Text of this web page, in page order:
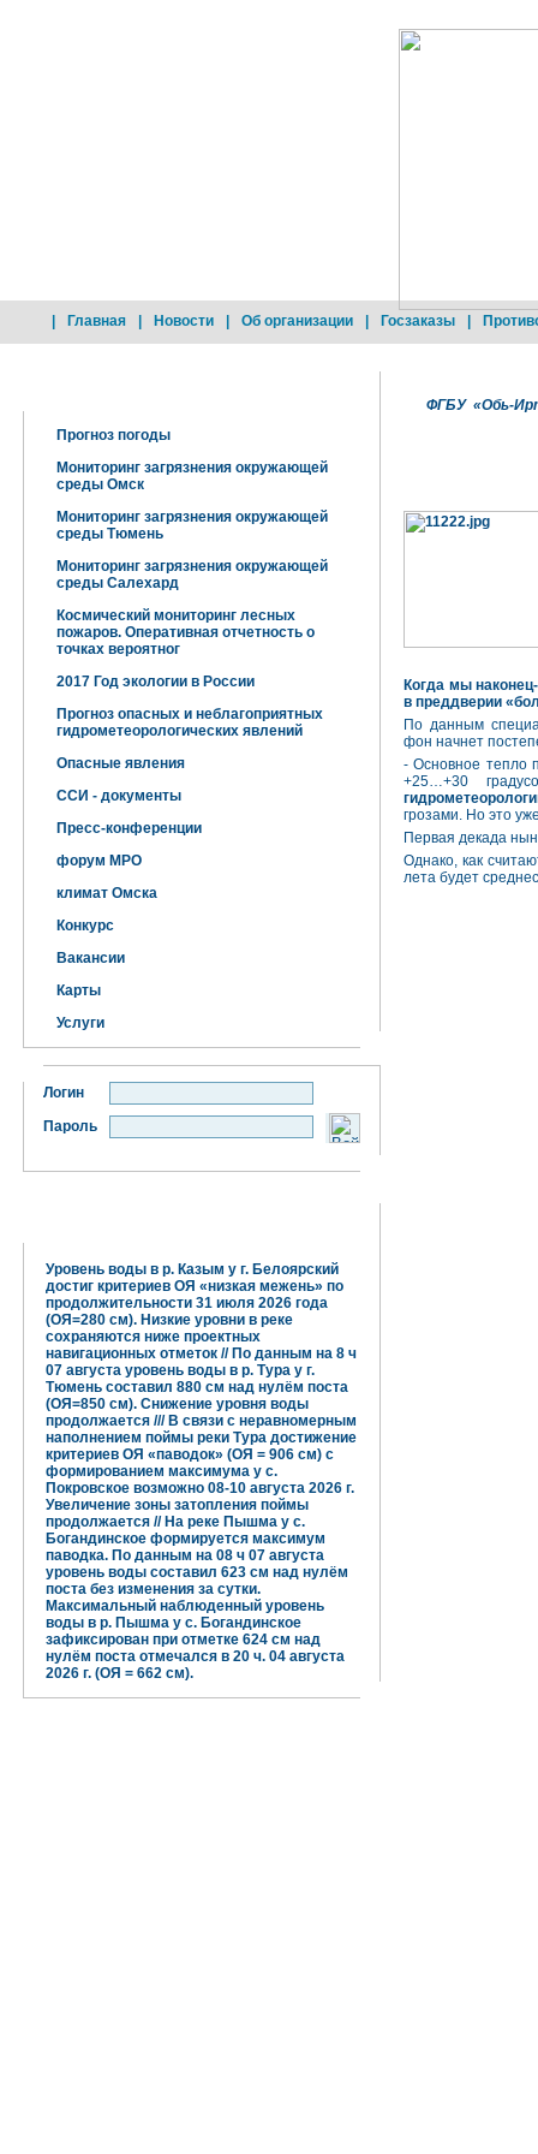
Главная Новости Об организации Госзаказы
Прогноз погоды
Мониторинг загрязнения окружающей
среды Омск
Мониторинг загрязнения окружающей
среды Тюмень
Мониторинг загрязнения окружающей
среды Салехард
Космический мониторинг лесных
пожаров. Оперативная отчетность о
точках вероятног
2017 Год экологии в России
Прогноз опасных и неблагоприятных
гидрометеорологических явлений
Опасные явления
ССИ - документы
Пресс-конференции
форум МРО
климат Омска
Конкурс
Вакансии
Карты
Услуги
Логин
Пароль
Уровень воды в р. Казым у г. Белоярский
достиг критериев ОЯ «низкая межень» по
продолжительности 31 июля 2026 года
(ОЯ=280 см). Низкие уровни в реке
сохраняются ниже проектных
навигационных отметок // По данным на 8 ч
07 августа уровень воды в р. Тура у г.
Тюмень составил 880 см над нулём поста
(ОЯ=850 см). Снижение уровня воды
продолжается /// В связи с неравномерным
наполнением поймы реки Тура достижение
критериев ОЯ «паводок» (ОЯ = 906 см) с
формированием максимума у с.
Покровское возможно 08-10 августа 2026 г.
Увеличение зоны затопления поймы
продолжается // На реке Пышма у с.
Богандинское формируется максимум
паводка. По данным на 08 ч 07 августа
уровень воды составил 623 см над нулём
поста без изменения за сутки.
Максимальный наблюденный уровень
воды в р. Пышма у с. Богандинское
зафиксирован при отметке 624 см над
нулём поста отмечался в 20 ч. 04 августа
2026 г. (ОЯ = 662 см).
ФГБУ «Обь-
Когда мы
в преддверии
По данным
фон начнет
- Основное тепло
+25…+30
грозами. Но это
Первая декада
Однако, как
лета будет